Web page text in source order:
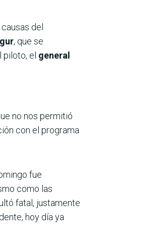
del
, que se
piloto, el general
no nos permitió
con el programa
fue
como las
fatal, justamente
hoy día ya